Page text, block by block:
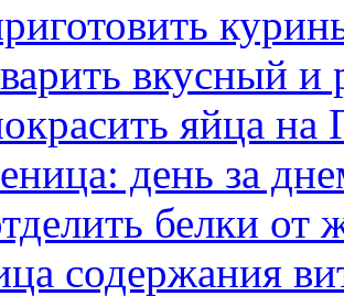
вкусный и
яйца на
день за
белки от
содержания